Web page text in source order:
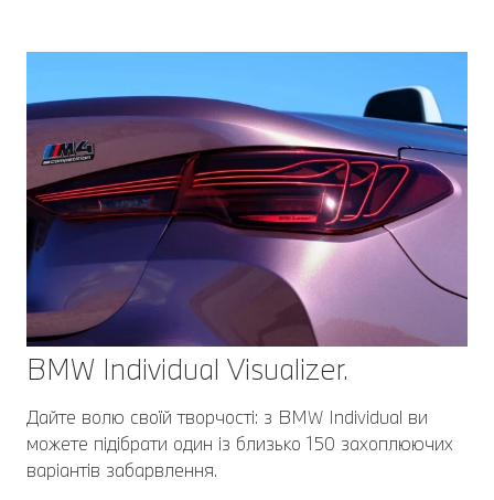
BMW Individual Visualizer.
Дайте волю своїй творчості: з BMW Individual ви
можете підібрати один із близько 150 захоплюючих
варіантів забарвлення.